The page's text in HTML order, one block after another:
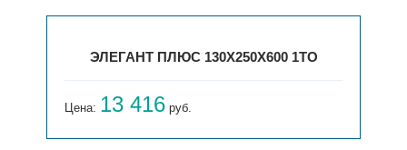
ЭЛЕГАНТ ПЛЮС 130X250X600 1ТО
Цена: 13 416 руб.